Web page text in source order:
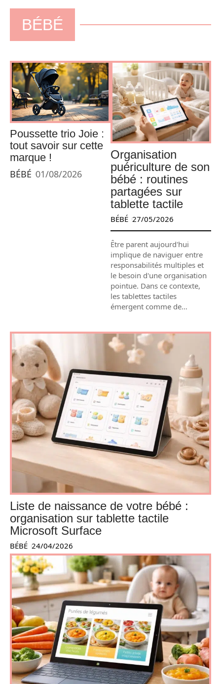
BÉBÉ
Poussette trio Joie :
tout savoir sur cette
marque !
BÉBÉ 01/08/2026
Organisation
puériculture de son
bébé : routines
partagées sur
tablette tactile
BÉBÉ 27/05/2026
Être parent aujourd'hui
implique de naviguer entre
responsabilités multiples et
le besoin d'une organisation
pointue. Dans ce contexte,
les tablettes tactiles
émergent comme de…
Liste de naissance de votre bébé :
organisation sur tablette tactile
Microsoft Surface
BÉBÉ 24/04/2026